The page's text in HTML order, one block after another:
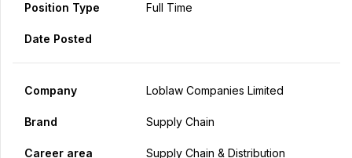
Position Type Full Time
Date Posted
Company Loblaw Companies Limited
Brand Supply Chain
Career area Supply Chain & Distribution